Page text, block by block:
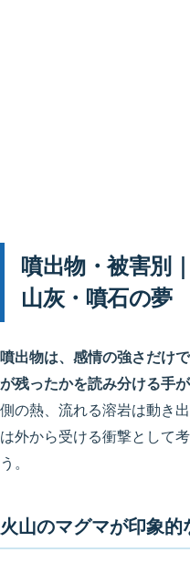
噴出物・被害別
山灰・噴石の夢
噴出物は、感情の強さだけ
が残ったかを読み分ける手
側の熱、流れる溶岩は動き
は外から受ける衝撃として
う。
火山のマグマが印象的